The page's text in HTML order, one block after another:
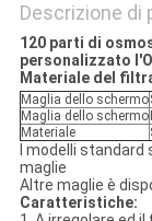
Descrizione di
120 parti di
personalizzato
Materiale del
Maglia dello schermo
Maglia dello schermo
Materiale
I modelli
maglie
Altre maglie è
Caratteristiche: